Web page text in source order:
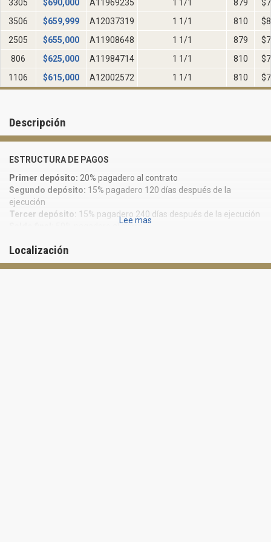
3305 $690,000 A11969235 1 1/1 879
3506
$659,999 A12037319 1 1/1 810
2505
$655,000 A11908648 1 1/1 879
806
$625,000 A11984714 1 1/1 810
1106
$615,000 A12002572 1 1/1 810
Descripción
ESTRUCTURA DE PAGOS
Primer depósito: 20% pagadero al contrato
Segundo depósito: 15% pagadero 120 días después de la
ejecución
Tercer depósito: 15% pagadero 240 días después de la ejecución
50% pagadero al cierre
CARACTERISTICAS DE CONSTRUCCIÓN Y SERVICIOS
Torre de 43 pisos diseñados por la internacionalmente
Lee mas
Localización